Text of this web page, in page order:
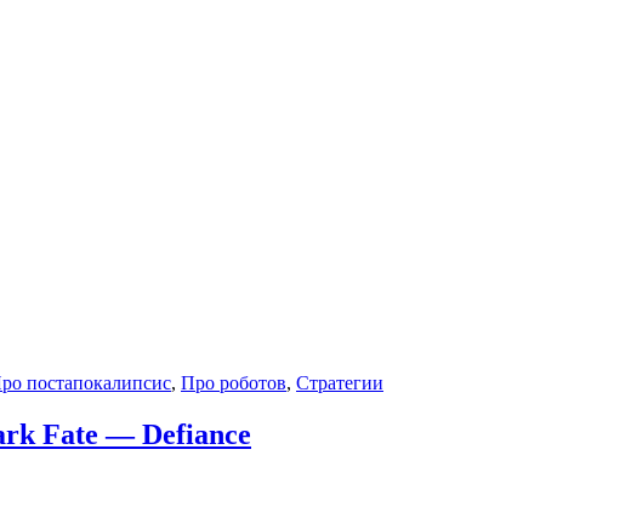
постапокалипсис, Про роботов, Стратегии
Fate — Defiance